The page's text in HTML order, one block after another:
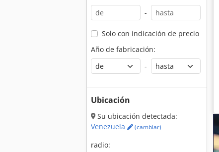
-
Solo con indicación de precio
Año de fabricación:
-
Ubicación
Su ubicación detectada:
Venezuela
(cambiar)
radio: